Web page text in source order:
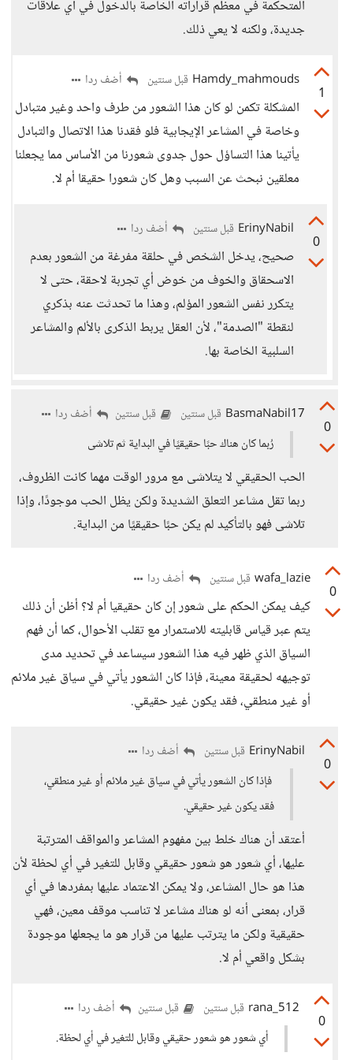
المتحكمة في معظم قراراته الخاصة بالدخول في أي علاقات
جديدة، ولكنه لا يعي ذلك.
1
Hamdy_mahmouds قبل سنتين أضف ردا
المشكلة تكمن لو كان هذا الشعور من طرف واحد وغير متبادل
وخاصة في المشاعر الإيجابية فلو فقدنا هذا الاتصال والتبادل
يأتينا هذا التساؤل حول جدوى شعورنا من الأساس مما يجعلنا
معلقين نبحث عن السبب وهل كان شعورا حقيقا أم لا.
0
ErinyNabil قبل سنتين أضف ردا
صحيح، يدخل الشخص في حلقة مفرغة من الشعور بعدم
الاسحقاق والخوف من خوض أي تجربة لاحقة، حتى لا
يتكرر نفس الشعور المؤلم، وهذا ما تحدثت عنه بذكري
لنقطة "الصدمة"، لأن العقل يربط الذكرى بالألم والمشاعر
السلبية الخاصة بها.
0
BasmaNabil17 قبل سنتين قبل سنتين
أضف ردا
رُبما كان هناك حبًا حقيقيًا في البداية ثم تلاشى
الحب الحقيقي لا يتلاشى مع مرور الوقت مهما كانت الظروف،
ربما تقل مشاعر التعلق الشديدة ولكن يظل الحب موجودًا، وإذا
تلاشى فهو بالتأكيد لم يكن حبًا حقيقيًا من البداية.
0
wafa_lazie قبل سنتين أضف ردا
كيف يمكن الحكم على شعور إن كان حقيقيا أم لا؟ أظن أن ذلك
يتم عبر قياس قابليته للاستمرار مع تقلب الأحوال، كما أن فهم
السياق الذي ظهر فيه هذا الشعور سيساعد في تحديد مدى
توجيهه لحقيقة معينة، فإذا كان الشعور يأتي في سياق غير ملائم
أو غير منطقي، فقد يكون غير حقيقي.
0
ErinyNabil قبل سنتين
أضف ردا
فإذا كان الشعور يأتي في سياق غير ملائم أو غير منطقي،
فقد يكون غير حقيقي.
أعتقد أن هناك خلط بين مفهوم المشاعر والمواقف المترتبة
عليها، أي شعور هو شعور حقيقي وقابل للتغير في أي لحظة لأن
هذا هو حال المشاعر، ولا يمكن الاعتماد عليها بمفردها في أي
قرار، بمعنى أنه لو هناك مشاعر لا تناسب موقف معين، فهي
حقيقية ولكن ما يترتب عليها من قرار هو ما يجعلها موجودة
بشكل واقعي أم لا.
0
rana_512 قبل سنتين قبل سنتين
أضف ردا
أي شعور هو شعور حقيقي وقابل للتغير في أي لحظة.